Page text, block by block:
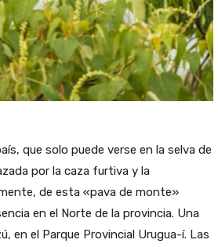
que solo puede verse en la selva de
por la caza furtiva y la
de esta «pava de monte»
en el Norte de la provincia. Una
en el Parque Provincial Urugua-í. Las